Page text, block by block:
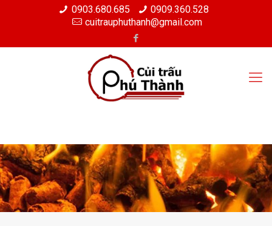
0903.680.685
0909.360.528
cuitrauphuthanh@gmail.com